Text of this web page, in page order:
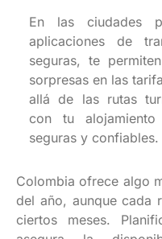
En las ciudades
aplicaciones de
seguras, te permiten
sorpresas en las
allá de las rutas
con tu alojamiento
seguras y confiables.
Colombia ofrece algo
del año, aunque cada
ciertos meses.